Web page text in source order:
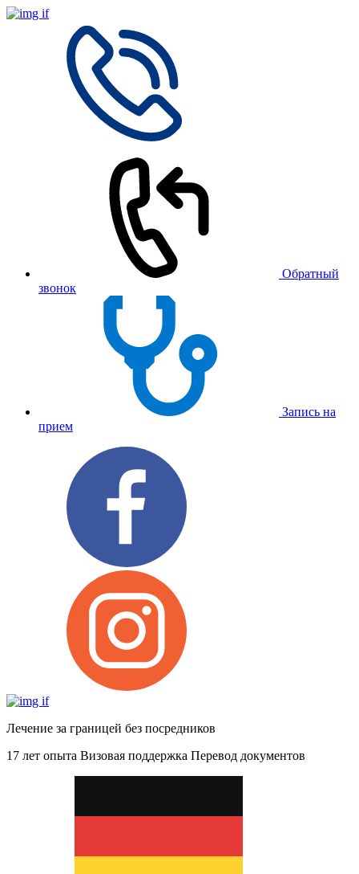
Обратный
звонок
Запись на
прием
Лечение за границей без посредников
17 лет опыта Визовая поддержка Перевод документов